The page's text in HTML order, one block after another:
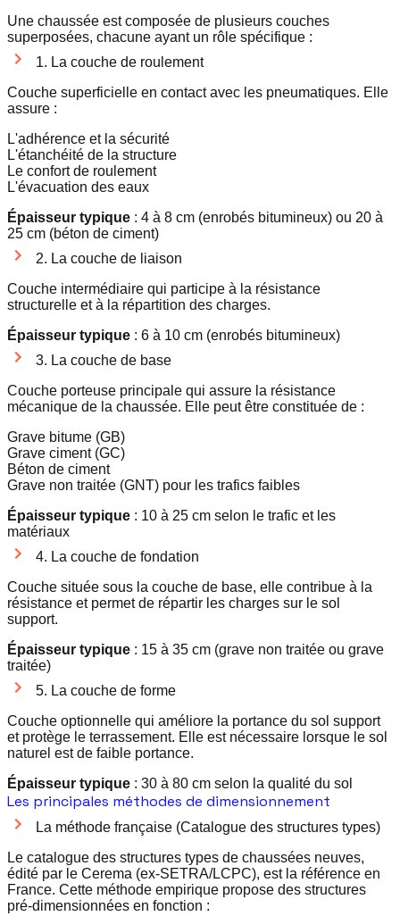
Une chaussée est composée de plusieurs couches
superposées, chacune ayant un rôle spécifique :
1. La couche de roulement
Couche superficielle en contact avec les pneumatiques. Elle
assure :
L'adhérence et la sécurité
L'étanchéité de la structure
Le confort de roulement
L'évacuation des eaux
Épaisseur typique : 4 à 8 cm (enrobés bitumineux) ou 20 à
25 cm (béton de ciment)
2. La couche de liaison
Couche intermédiaire qui participe à la résistance
structurelle et à la répartition des charges.
Épaisseur typique : 6 à 10 cm (enrobés bitumineux)
3. La couche de base
Couche porteuse principale qui assure la résistance
mécanique de la chaussée. Elle peut être constituée de :
Grave bitume (GB)
Grave ciment (GC)
Béton de ciment
Grave non traitée (GNT) pour les trafics faibles
Épaisseur typique : 10 à 25 cm selon le trafic et les
matériaux
4. La couche de fondation
Couche située sous la couche de base, elle contribue à la
résistance et permet de répartir les charges sur le sol
support.
Épaisseur typique : 15 à 35 cm (grave non traitée ou grave
traitée)
5. La couche de forme
Couche optionnelle qui améliore la portance du sol support
et protège le terrassement. Elle est nécessaire lorsque le sol
naturel est de faible portance.
Épaisseur typique : 30 à 80 cm selon la qualité du sol
Les principales méthodes de dimensionnement
La méthode française (Catalogue des structures types)
Le catalogue des structures types de chaussées neuves,
édité par le Cerema (ex-SETRA/LCPC), est la référence en
France. Cette méthode empirique propose des structures
pré-dimensionnées en fonction :